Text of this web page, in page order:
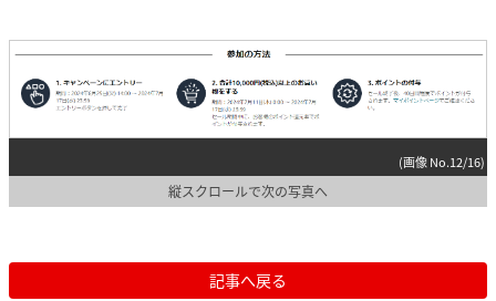
(画像 No.12/16)
縦スクロールで次の写真へ
記事へ戻る